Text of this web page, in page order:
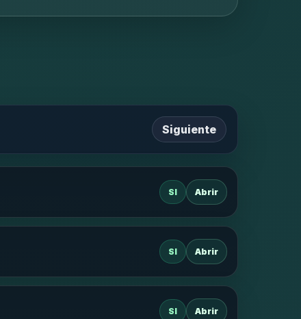
Siguiente
SI Abrir
SI Abrir
SI Abrir